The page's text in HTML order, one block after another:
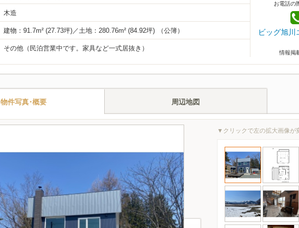
木造
建物：91.7m² (27.73坪)／土地： 280.76m² (84.92坪) （公簿）
その他 （民泊営業中です。家具など一式居抜き）
お電話の
ビッグ旭川
情報掲
物件写真･概要 周辺地図
▼クリックで左の拡大画像が